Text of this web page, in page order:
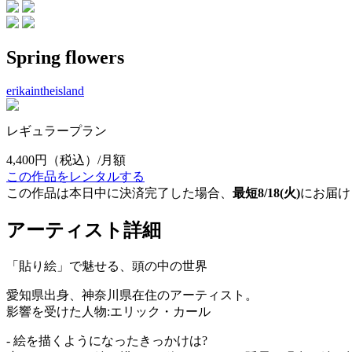
Spring flowers
erikaintheisland
レギュラープラン
4,400円
（税込）/月額
この作品をレンタルする
この作品は本日中に決済完了した場合、 最短8/18(火)にお届
アーティスト詳細
「貼り絵」で魅せる、頭の中の世界
愛知県出身、神奈川県在住のアーティスト。
影響を受けた人物:エリック・カール
- 絵を描くようになったきっかけは?